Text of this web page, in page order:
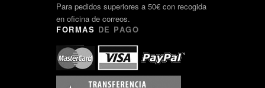
Para pedidos superiores a 50€ con recogida
en oficina de correos.
FORMAS DE PAGO